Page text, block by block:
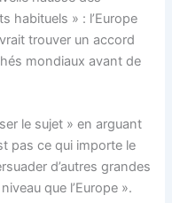
habituels » : l’Europe
trouver un accord
mondiaux avant de
le sujet » en arguant
pas ce qui importe le
d’autres grandes
que l’Europe ».